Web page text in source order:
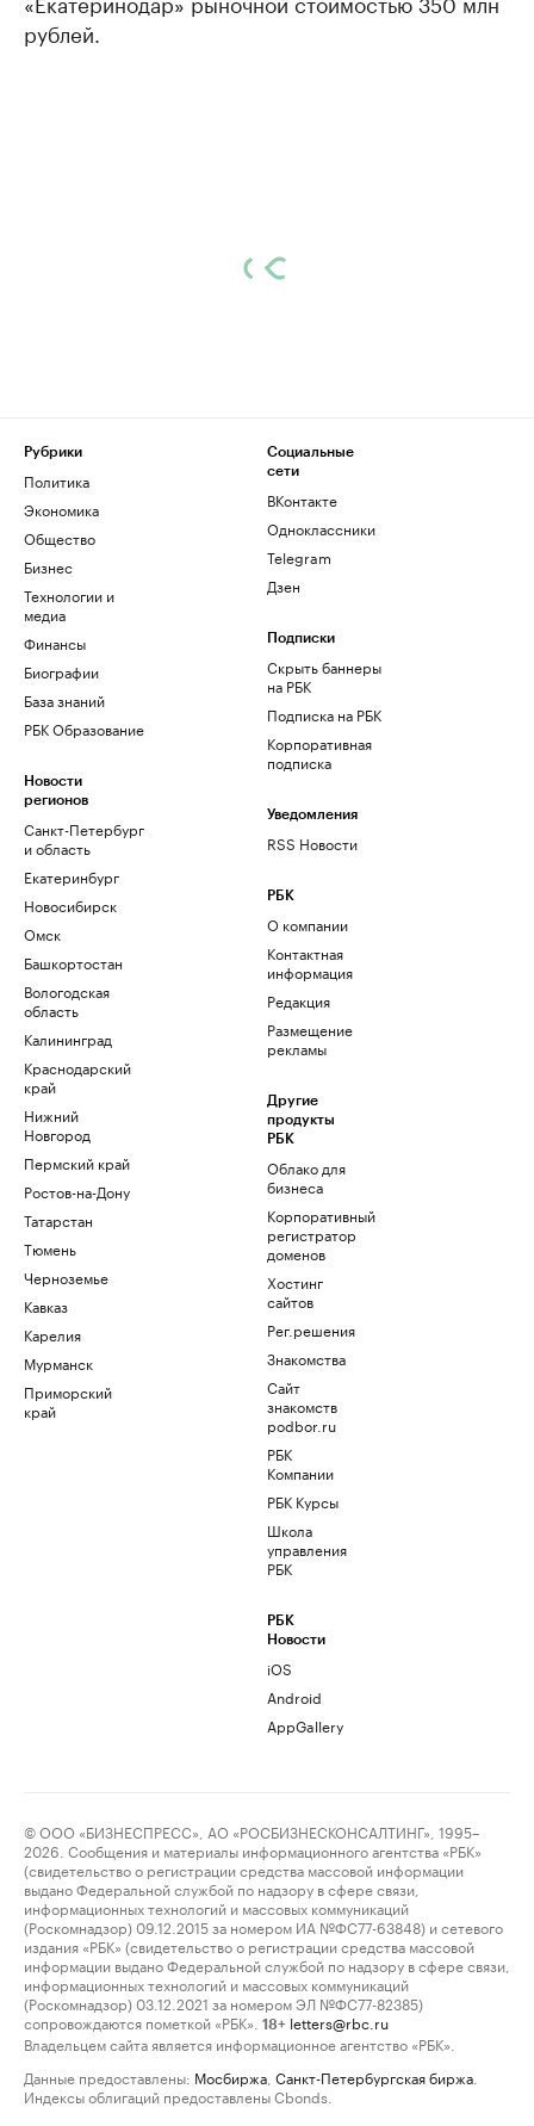
рублей.
Рубрики
Политика
Экономика
Общество
Бизнес
Технологии и
медиа
Финансы
Биографии
База знаний
РБК Образование
Новости
регионов
Санкт-Петербург
и область
Екатеринбург
Новосибирск
Омск
Башкортостан
Вологодская
область
Калининград
Краснодарский
край
Нижний
Новгород
Пермский край
Ростов-на-Дону
Татарстан
Тюмень
Черноземье
Кавказ
Карелия
Мурманск
Приморский
край
Социальные
сети
ВКонтакте
Одноклассники
Telegram
Дзен
Подписки
Скрыть баннеры
на РБК
Подписка на РБК
Корпоративная
подписка
Уведомления
RSS Новости
РБК
О компании
Контактная
информация
Редакция
Размещение
рекламы
Другие
продукты
РБК
Облако для
бизнеса
Корпоративный
регистратор
доменов
Хостинг
сайтов
Рег.решения
Знакомства
Сайт
знакомств
podbor.ru
РБК
Компании
РБК Курсы
Школа
управления
РБК
РБК
Новости
iOS
Android
AppGallery
© ООО «БИЗНЕСПРЕСС», АО «РОСБИЗНЕСКОНСАЛТИНГ», 1995–
2026. Сообщения и материалы информационного агентства «РБК»
(свидетельство о регистрации средства массовой информации
выдано Федеральной службой по надзору в сфере связи,
информационных технологий и массовых коммуникаций
(Роскомнадзор) 09.12.2015 за номером ИА №ФС77-63848) и сетевого
издания «РБК» (свидетельство о регистрации средства массовой
информации выдано Федеральной службой по надзору в сфере связи,
информационных технологий и массовых коммуникаций
(Роскомнадзор) 03.12.2021 за номером ЭЛ №ФС77-82385)
сопровождаются пометкой «РБК».
18+ letters@rbc.ru
Владельцем сайта является информационное агентство «РБК».
Данные предоставлены: Мосбиржа Санкт-Петербургская биржа
Индексы облигаций предоставлены Cbonds.